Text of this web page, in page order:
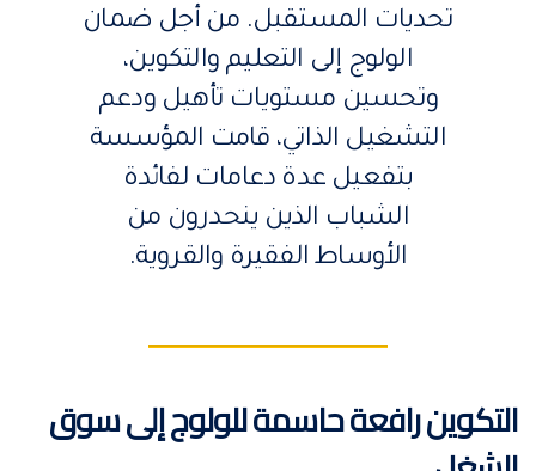
تحديات المستقبل. من أجل ضمان
الولوج إلى التعليم والتكوين،
وتحسين مستويات تأهيل ودعم
التشغيل الذاتي، قامت المؤسسة
بتفعيل عدة دعامات لفائدة
الشباب الذين ينحدرون من
الأوساط الفقيرة والقروية.
التكوين رافعة حاسمة للولوج إلى سوق